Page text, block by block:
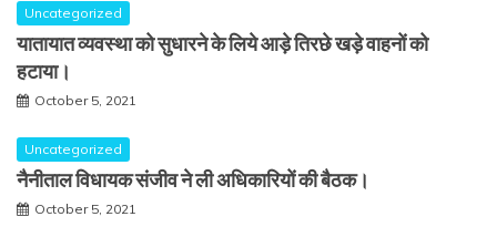
Uncategorized
यातायात व्यवस्था को सुधारने के लिये आड़े तिरछे खड़े वाहनों को
हटाया।
October 5, 2021
Uncategorized
नैनीताल विधायक संजीव ने ली अधिकारियों की बैठक।
October 5, 2021